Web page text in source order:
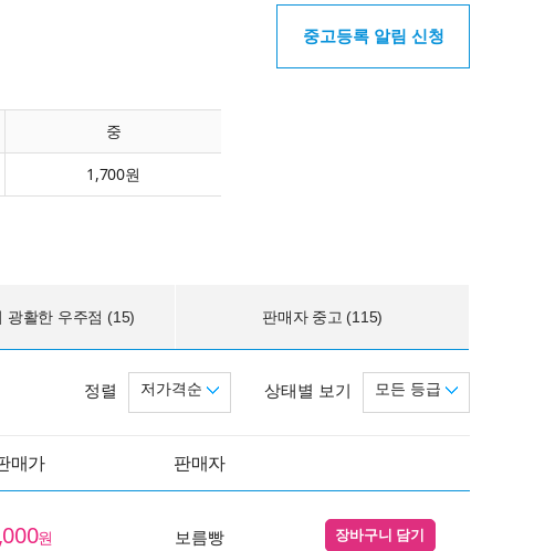
중
1,700원
중고등록 알림 신청
광활한 우주점 (15) 판매자 중고 (115)
상태별 보기 모든 등급
정렬 저가격순
매가 판매자
원
보름빵 장바구니 담기